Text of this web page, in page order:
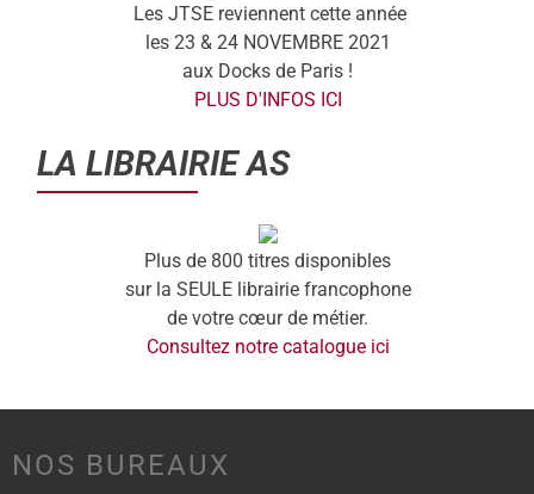
Les JTSE reviennent cette année
les 23 & 24 NOVEMBRE 2021
aux Docks de Paris !
PLUS D'INFOS ICI
LA LIBRAIRIE AS
Plus de 800 titres disponibles
sur la SEULE librairie francophone
de votre cœur de métier.
Consultez notre catalogue ici
NOS BUREAUX